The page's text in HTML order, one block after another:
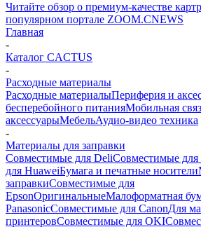
Читайте обзор о премиум-качестве
популярном портале ZOOM.CNEWS
Главная
-
Каталог CACTUS
-
Расходные материалы
Расходные материалыПериферия и
бесперебойного питанияМобильная
аксессуарыМебельАудио-видео техника
-
Материалы для заправки
Совместимые для DeliСовместимые для
для HuaweiБумага и печатные носители
заправкиСовместимые для
EpsonОригинальныеМалоформатная
PanasonicСовместимые для CanonДля
принтеровСовместимые для OKI